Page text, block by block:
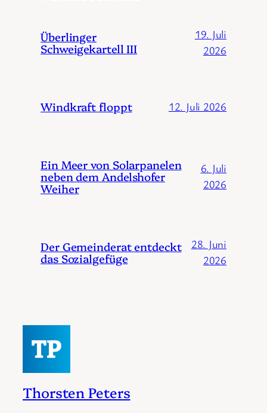
Überlinger
Schweigekartell III
19. Juli
2026
Windkraft floppt 12. Juli 2026
Ein Meer von Solarpanelen
neben dem Andelshofer
Weiher
6. Juli
2026
Der Gemeinderat entdeckt
das Sozialgefüge
28. Juni
2026
Thorsten Peters